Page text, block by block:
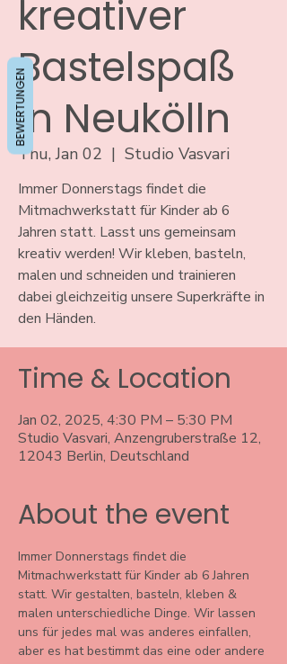
kreativer
Bastelspaß
in Neukölln
Thu, Jan 02
  |
Studio Vasvari
Immer Donnerstags findet die
Mitmachwerkstatt für Kinder ab 6
Jahren statt. Lasst uns gemeinsam
kreativ werden! Wir kleben, basteln,
malen und schneiden und trainieren
dabei gleichzeitig unsere Superkräfte in
den Händen.
Time & Location
Jan 02, 2025, 4:30 PM – 5:30 PM
Studio Vasvari, Anzengruberstraße 12,
12043 Berlin, Deutschland
About the event
Immer Donnerstags findet die
Mitmachwerkstatt für Kinder ab 6 Jahren
statt. Wir gestalten, basteln, kleben &
malen unterschiedliche Dinge. Wir lassen
uns für jedes mal was anderes einfallen,
aber es hat bestimmt das eine oder andere
BEWERTUNGEN